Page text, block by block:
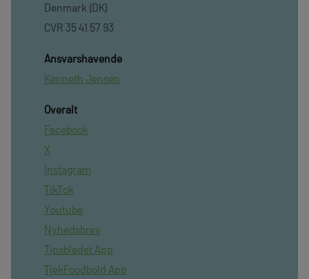
Denmark (DK)
CVR 35 41 57 93
Ansvarshavende
Kenneth Jensen
Overalt
Facebook
X
Instagram
TikTok
Youtube
Nyhedsbrev
Tipsbladet App
TjekFoodbold App